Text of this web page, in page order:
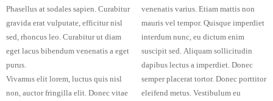
Phasellus at sodales sapien. Curabitur
gravida erat vulputate, efficitur nisl
sed, rhoncus leo. Curabitur ut diam
eget lacus bibendum venenatis a eget
purus.
Vivamus elit lorem, luctus quis nisl
non, auctor fringilla elit. Donec vitae
venenatis varius. Etiam mattis non
mauris vel tempor. Quisque imperdiet
interdum nunc, eu dictum enim
suscipit sed. Aliquam sollicitudin
dapibus lectus a imperdiet. Donec
semper placerat tortor. Donec porttitor
eleifend metus. Vestibulum eu